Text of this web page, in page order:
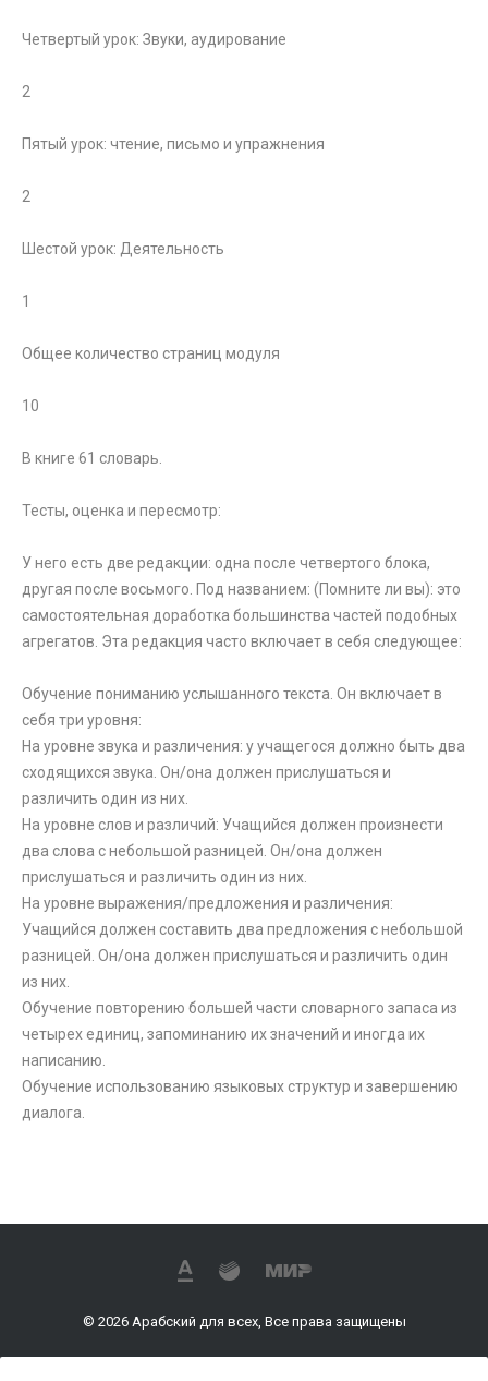
Четвертый урок: Звуки, аудирование
2
Пятый урок: чтение, письмо и упражнения
2
Шестой урок: Деятельность
1
Общее количество страниц модуля
10
В книге 61 словарь.
Тесты, оценка и пересмотр:
У него есть две редакции: одна после четвертого блока,
другая после восьмого. Под названием: (Помните ли вы): это
самостоятельная доработка большинства частей подобных
агрегатов. Эта редакция часто включает в себя следующее:
Обучение пониманию услышанного текста. Он включает в
себя три уровня:
На уровне звука и различения: у учащегося должно быть два
сходящихся звука. Он/она должен прислушаться и
различить один из них.
На уровне слов и различий: Учащийся должен произнести
два слова с небольшой разницей. Он/она должен
прислушаться и различить один из них.
На уровне выражения/предложения и различения:
Учащийся должен составить два предложения с небольшой
разницей. Он/она должен прислушаться и различить один
из них.
Обучение повторению большей части словарного запаса из
четырех единиц, запоминанию их значений и иногда их
написанию.
Обучение использованию языковых структур и завершению
диалога.
© 2026 Арабский для всех, Все права защищены